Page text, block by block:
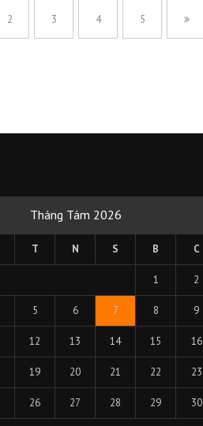
2 3 4 5
Tháng Tám 2026
T N S B C
1 2
5 6 7 8 9
12 13 14 15 16
19 20 21 22 23
26 27 28 29 30